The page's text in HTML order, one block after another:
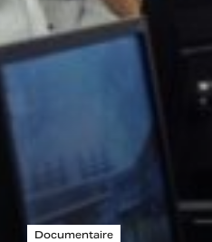
Documentaire